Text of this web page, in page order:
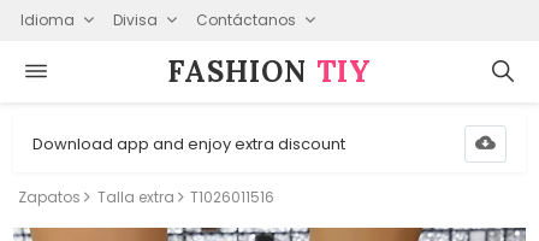
Idioma Divisa Contáctanos
FASHION⁠ TIY
Download app and enjoy extra discount
Zapatos Talla extra T1026011516